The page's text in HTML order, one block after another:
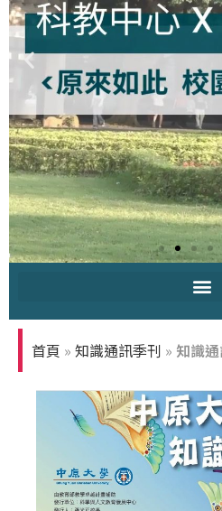
中原大學-你
知多少
首頁 » 知識通訊季刊 » 知識